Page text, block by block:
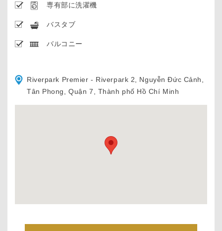
専有部に洗濯機
バスタブ
バルコニー
Riverpark Premier - Riverpark 2, Nguyễn Đức Cảnh,
Tân Phong, Quận 7, Thành phố Hồ Chí Minh